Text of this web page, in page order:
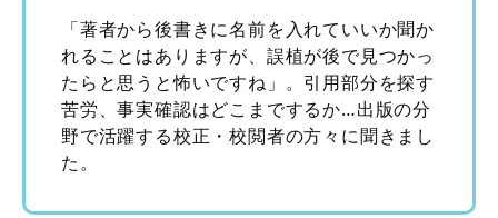
「著者から後書きに名前を入れていいか聞か
れることはありますが、誤植が後で見つかっ
たらと思うと怖いですね」。引用部分を探す
苦労、事実確認はどこまでするか…出版の分
野で活躍する校正・校閲者の方々に聞きまし
た。